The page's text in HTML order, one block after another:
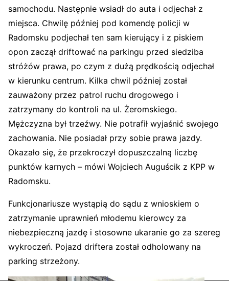
samochodu. Następnie wsiadł do auta i odjechał z
miejsca. Chwilę później pod komendę policji w
Radomsku podjechał ten sam kierujący i z piskiem
opon zaczął driftować na parkingu przed siedziba
stróżów prawa, po czym z dużą prędkością odjechał
w kierunku centrum. Kilka chwil później został
zauważony przez patrol ruchu drogowego i
zatrzymany do kontroli na ul. Żeromskiego.
Mężczyzna był trzeźwy. Nie potrafił wyjaśnić swojego
zachowania. Nie posiadał przy sobie prawa jazdy.
Okazało się, że przekroczył dopuszczalną liczbę
punktów karnych – mówi Wojciech Auguścik z KPP w
Radomsku.
Funkcjonariusze wystąpią do sądu z wnioskiem o
zatrzymanie uprawnień młodemu kierowcy za
niebezpieczną jazdę i stosowne ukaranie go za szereg
wykroczeń. Pojazd driftera został odholowany na
parking strzeżony.